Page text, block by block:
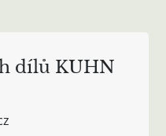
dílů KUHN